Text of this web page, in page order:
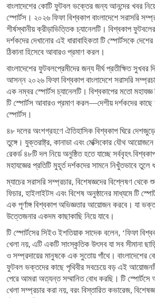
বাংলাদেশের কোটি ফুটবল ভক্তের জন্য আনন্দের খবর
স্পোর্টস। ২০২৬ ফিফা বিশ্বকাপ বাংলাদেশে সরাসরি
শীর্ষস্থানীয় ক্রীড়াভিত্তিক চ্যানেলটি। বিশ্বকাপ
দর্শকদের দেখানোর এই ধারাবাহিকতা টি স্পোর্টসকে
ঠিকানা হিসেবে আবারও প্রমাণ করল।
বাংলাদেশের ফুটবলপ্রেমীদের জন্য দীর্ঘ প্রতীক্ষিত সুখবর
আসন্ন ২০২৬ ফিফা বিশ্বকাপ বাংলাদেশে সরাসরি
এক নম্বর স্পোর্টস চ্যানেলটি। বিশ্বকাপের মতো মহাযজ্ঞ
টি স্পোর্টস আবারও প্রমাণ করল—দেশীয় দর্শকদের কাছে
স্পোর্টস।
৪৮ দলের অংশগ্রহণে ঐতিহাসিক বিশ্বকাপ ঘিরে
তুঙ্গে। যুক্তরাষ্ট্র, কানাডা এবং মেক্সিকোর যৌথ
রেকর্ড ৪৮টি দল নিয়ে অনুষ্ঠিত হতে যাচ্ছে সর্ববৃহৎ
মহাযজ্ঞের প্রতিটি মুহূর্ত দর্শকদের সামনে নিখুঁতভাবে তুলে
ম্যাচের সরাসরি সম্প্রচার, বিশেষজ্ঞদের বিশ্লেষণ
ফিচার, হাইলাইটস এবং বিশেষ অনুষ্ঠানের মাধ্যমে টি
এক পূর্ণাঙ্গ বিশ্বকাপ অভিজ্ঞতার আয়োজন করবে। যা
উত্তেজনার একদম কাছাকাছি নিয়ে যাবে।
টি স্পোর্টসের সিইও ইশতিয়াক সাদেক বলেন, ‘ফিফা
খেলা নয়, এটি একটি সাংস্কৃতিক উৎসব যা সব সীমানা
ও সম্প্রদায়ের মানুষকে এক সুতোয় গাঁথে। বাংলাদেশের
ফুটবল ভক্তদের কাছে পৃথিবীর সবচেয়ে বড় এই
পেরে আমরা অত্যন্ত সম্মানিত বোধ করছি। টি স্পোর্টসে
খেলা সম্প্রচার করা নয়, বরং বিস্তারিত কভারেজ,